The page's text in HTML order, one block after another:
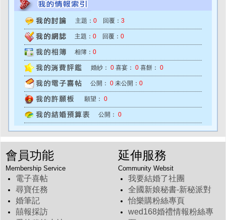
主題： 0 回覆： 3
主題： 0 回覆： 0
相簿： 0
婚紗： 0 喜宴： 0 喜餅： 0
公開： 0 未公開： 0
願望： 0
公開： 0
會員功能
Membership Service
電子喜帖
尋寶任務
婚筆記
囍報採訪
延伸服務
Community Websit
我要結婚了社團
全國新娘秘書-新秘派對
怡樂購粉絲專頁
wed168婚禮情報粉絲專